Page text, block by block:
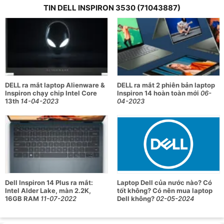
cùng card Intel UHD Graphics giúp xử lý tốt mọi tác vụ
từ cơ bản đến phức tạp.
Bộ nhớ RAM 8GB đi kèm ổ cứng 512GB SSD NVMe
PCIe giúp đa nhiệm hiệu quả và mượt mà, đồng thời
tăng tốc độ truy xuất dữ liệu và mang đến không gian
lưu trữ rộng rãi.
Màn hình 15.6 inch với độ phân giải Full HD (1920 x
1080) cung cấp không gian hiển thị bao quát, sắc nét
Công nghệ Realtek Audio có khả năng khuếch đại âm
thanh tuyệt vời, tăng thêm phần sống động, chân thực
cho những tác vụ giải trí.
Thông số chi tiết của laptop Dell Inspiron
3530 (71043887)
Thông số
Chi tiết
TIN DELL INSPIRON 3530 (71043887)
DELL ra mắt laptop Alienware &
Inspiron chạy chip Intel Core
13th 14-04-2023
DELL ra mắt 2 phiên bản laptop
Inspiron 14 hoàn toàn mới 06-
04-2023
Dell Inspiron 14 Plus ra mắt:
Intel Alder Lake, màn 2.2K,
16GB RAM 11-07-2022
Laptop Dell của nước nào? Có
tốt không? Có nên mua laptop
Dell không?02-05-2024